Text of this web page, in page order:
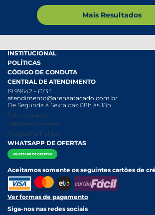
Mais Resultados
INSTITUCIONAL
Arena Mais
Fácil Pra Pagar
Ofertas
Folheto
Nossas Lojas
Nossa História
Relatório Transparência Salarial
POLÍTICAS
Termos de uso
Política de Trocas e Devoluções
Política de Privacidade
Política Anticorrupção
Política de entrega e Retirada
Política de Pagamento
CÓDIGO DE CONDUTA
Código de conduta PDF
Canal de Denúncias
Canal de Denúncias da Mulher
CENTRAL DE ATENDIMENTO
19 99642 - 6734
atendimento@arenaatacado.com.br
De Segunda à Sexta das 08h às 18h
Fale Conosco
Trabalhe Conosco
Programa Trainee
WHATSAPP DE OFERTAS
Aceitamos somente os seguintes cartões de
Ver formas de pagamento
Siga-nos nas redes sociais